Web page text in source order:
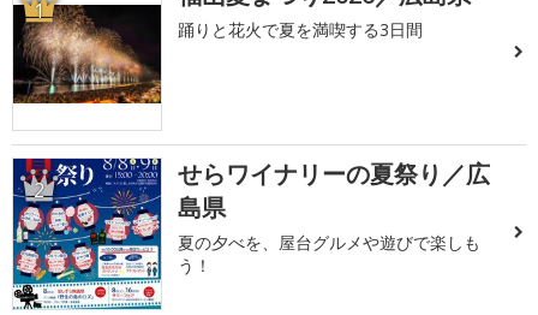
1
踊りと花火で夏を満喫する3日間
2
せらワイナリーの夏祭り／広
島県
夏の夕べを、屋台グルメや遊びで楽しも
う！